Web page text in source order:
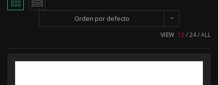
Orden por defecto
VIEW 12 24 ALL